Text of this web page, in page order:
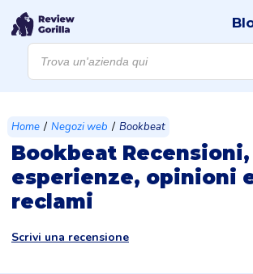
Products
search
Home / Negozi web / Bookbeat
Bookbeat Recensioni,
esperienze, opinioni
reclami
Scrivi una recensione